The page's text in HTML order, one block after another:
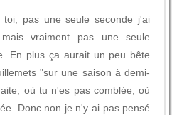
pas une seule seconde j'ai
vraiment pas une seule
En plus ça aurait un peu bête
"sur une saison à demi-
où tu n'es pas comblée, où
Donc non je n'y ai pas pensé